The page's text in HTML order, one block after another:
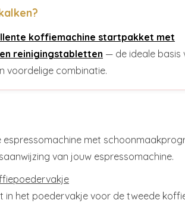
koffiemachine startpakket met
reinigingstabletten — de ideale basis
voordelige combinatie.
espressomachine met
van jouw espressomachine.
in het poedervakje voor de tweede